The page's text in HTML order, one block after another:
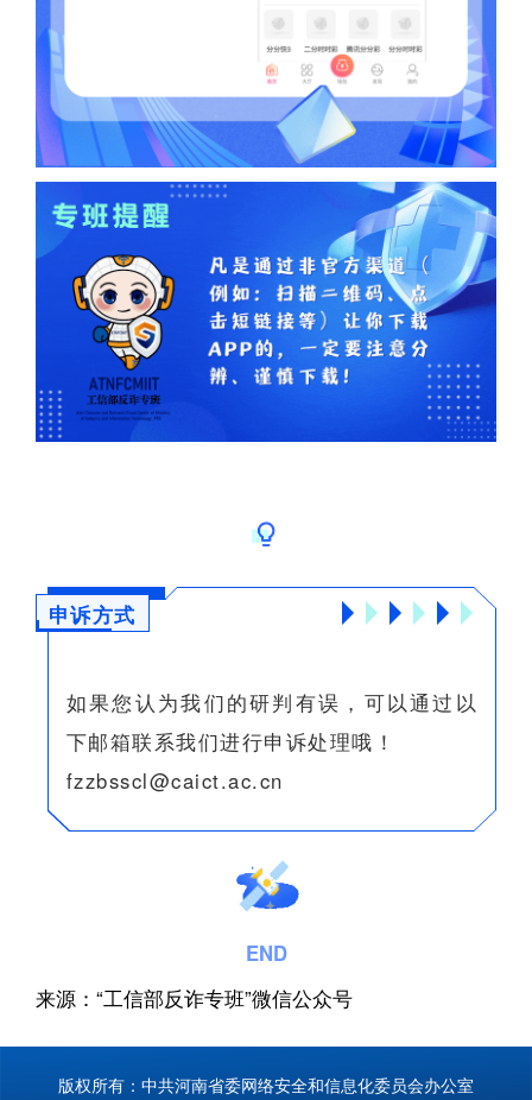
申诉方式
如果您认为我们的研判有误，可以通过以
下邮箱联系我们进行申诉处理哦！
fzzbsscl@caict.ac.cn
END
来源：“工信部反诈专班”微信公众号
版权所有：中共河南省委网络安全和信息化委员会办公室